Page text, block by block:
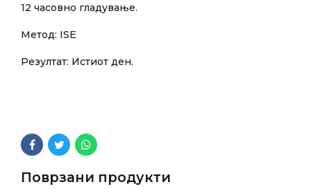
12 часовно гладување.
Метод: ISE
Резултат: Истиот ден.
Поврзани продукти